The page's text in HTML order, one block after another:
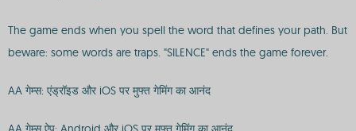
The game ends when you spell the word that defines your path. But
beware: some words are traps. "SILENCE" ends the game forever.
AA गेम्स: एंड्रॉइड और iOS पर मुफ्त गेमिंग का आनंद